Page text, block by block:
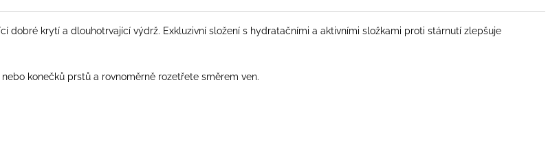
dobré krytí a dlouhotrvající výdrž. Exkluzivní složení s hydratačními a aktivními složkami proti stárnutí zlepšuje
konečků prstů a rovnoměrně rozetřete směrem ven.